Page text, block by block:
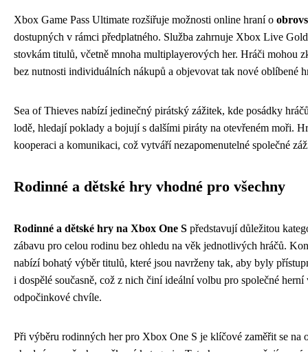
Xbox Game Pass Ultimate rozšiřuje možnosti online hraní o
dostupných v rámci předplatného. Služba zahrnuje Xbox Live
stovkám titulů, včetně mnoha multiplayerových her. Hráči mohou
bez nutnosti individuálních nákupů a objevovat tak nové oblíbené
Sea of Thieves nabízí jedinečný pirátský zážitek, kde posádky
lodě, hledají poklady a bojují s dalšími piráty na otevřeném moři.
kooperaci a komunikaci, což vytváří nezapomenutelné společné
Rodinné a dětské hry vhodné pro všechny
Rodinné a dětské hry na Xbox One S představují důležitou
zábavu pro celou rodinu bez ohledu na věk jednotlivých hráčů.
nabízí bohatý výběr titulů, které jsou navrženy tak, aby byly
i dospělé současně, což z nich činí ideální volbu pro společné
odpočinkové chvíle.
Při výběru rodinných her pro Xbox One S je klíčové zaměřit se na